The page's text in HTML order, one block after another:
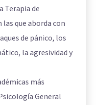
Terapia de
que aborda con
de pánico, los
la agresividad y
más
General